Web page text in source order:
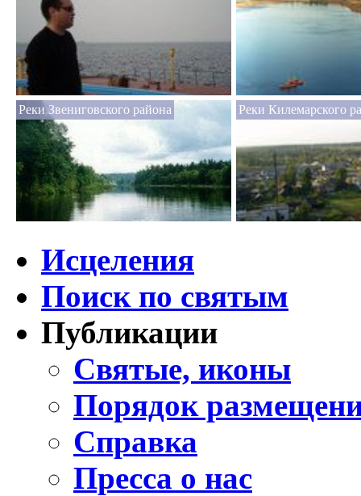
Реки Звениговского района Реки Килемарского
Исцеления
Поиск по святым
Публикации
Святые, иконы
Порядок
Справка
Пресса о нас